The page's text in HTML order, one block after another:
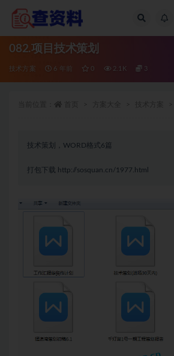
082.项目技术策划
技术方案 6 年前 0 2.1K 3
技术策划，WORD格式6篇
打包下载 http://sosquan.cn/1977.html